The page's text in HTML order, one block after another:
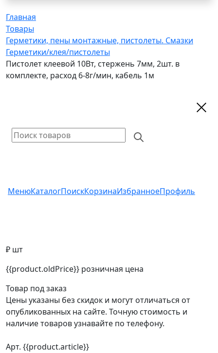
Главная
Товары
Герметики, пены монтажные, пистолеты. Смазки
Герметики/клея/пистолеты
Пистолет клеевой 10Вт, стержень 7мм, 2шт. в
комплекте, расход 6-8г/мин, кабель 1м
МенюКаталогПоискКорзинаИзбранноеПрофиль
₽ шт
{{product.oldPrice}} розничная цена
Товар под заказ
Цены указаны без скидок и могут отличаться от
опубликованных на сайте. Точную стоимость и
наличие товаров узнавайте по телефону.
Арт. {{product.article}}